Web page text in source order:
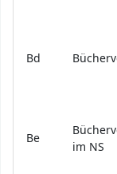
Bd
Be
im NS